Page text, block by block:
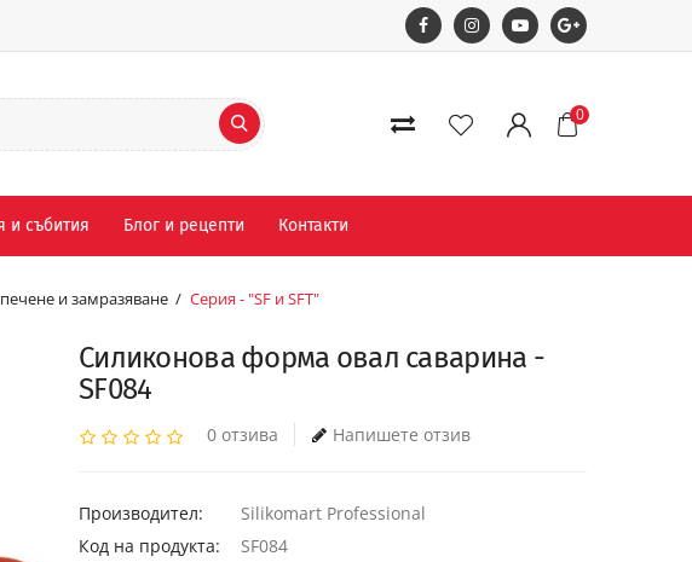
0
и събития Блог и рецепти Контакти
и замразяване Серия - "SF и SFT"
Силиконова форма овал саварина -
SF084
0 отзива Напишете отзив
Производител:
Silikomart Professional
Код на продукта:
SF084